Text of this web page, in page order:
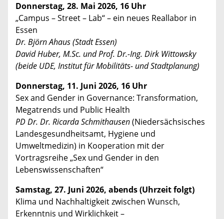
Donnerstag, 28. Mai 2026, 16 Uhr
„Campus – Street – Lab“ – ein neues Reallabor in
Essen
Dr. Björn Ahaus (Stadt Essen)
David Huber, M.Sc. und Prof. Dr.-Ing. Dirk Wittowsky
(beide UDE, Institut für Mobilitäts- und Stadtplanung)
Donnerstag, 11. Juni 2026, 16 Uhr
Sex and Gender in Governance: Transformation,
Megatrends und Public Health
PD Dr. Dr. Ricarda Schmithausen(Niedersächsisches
Landesgesundheitsamt, Hygiene und
Umweltmedizin) in Kooperation mit der
Vortragsreihe „Sex und Gender in den
Lebenswissenschaften“
Samstag, 27. Juni 2026, abends (Uhrzeit folgt)
Klima und Nachhaltigkeit zwischen Wunsch,
Erkenntnis und Wirklichkeit –